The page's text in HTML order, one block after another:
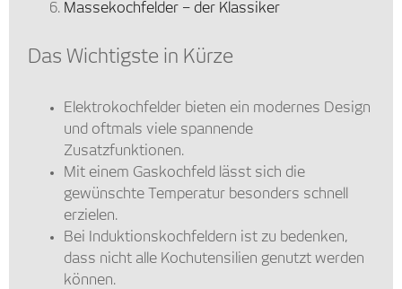
Massekochfelder – der Klassiker
Das Wichtigste in Kürze
Elektrokochfelder bieten ein modernes Design
und oftmals viele spannende
Zusatzfunktionen.
Mit einem Gaskochfeld lässt sich die
gewünschte Temperatur besonders schnell
erzielen.
Bei Induktionskochfeldern ist zu bedenken,
dass nicht alle Kochutensilien genutzt werden
können.